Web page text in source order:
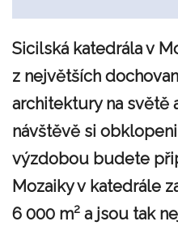
Sicilská katedrála v
z největších
architektury na světě
návštěvě si
výzdobou budete
Mozaiky v katedrále
6 000 m2 a jsou tak